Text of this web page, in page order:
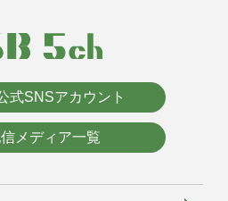
式SNSアカウント
メディア一覧